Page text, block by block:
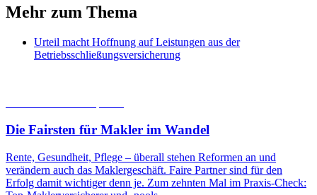
Mehr zum Thema
Urteil macht Hoffnung auf Leistungen aus der
Betriebsschließungsversicherung
Die Fairsten für Makler im Wandel
Rente, Gesundheit, Pflege – überall stehen Reformen an und
verändern auch das Maklergeschäft. Faire Partner sind für den
Erfolg damit wichtiger denn je. Zum zehnten Mal im Praxis-Check: